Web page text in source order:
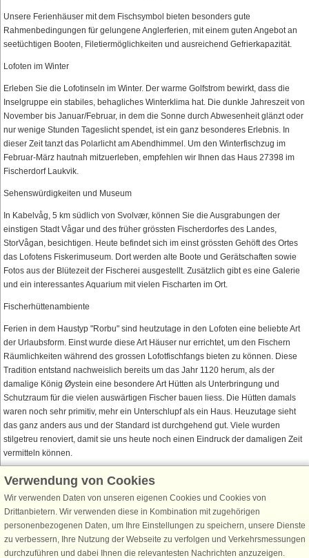
Unsere Ferienhäuser mit dem Fischsymbol bieten besonders gute
Rahmenbedingungen für gelungene Anglerferien, mit einem guten Angebot an
seetüchtigen Booten, Filetiermöglichkeiten und ausreichend Gefrierkapazität.
Lofoten im Winter
Erleben Sie die Lofotinseln im Winter. Der warme Golfstrom bewirkt, dass die
Inselgruppe ein stabiles, behagliches Winterklima hat. Die dunkle Jahreszeit von
November bis Januar/Februar, in dem die Sonne durch Abwesenheit glänzt oder
nur wenige Stunden Tageslicht spendet, ist ein ganz besonderes Erlebnis. In
dieser Zeit tanzt das Polarlicht am Abendhimmel. Um den Winterfischzug im
Februar-März hautnah mitzuerleben, empfehlen wir Ihnen das Haus 27398 im
Fischerdorf Laukvik.
Sehenswürdigkeiten und Museum
In Kabelvåg, 5 km südlich von Svolvær, können Sie die Ausgrabungen der
einstigen Stadt Vågar und des früher grössten Fischerdorfes des Landes,
StorVågan, besichtigen. Heute befindet sich im einst grössten Gehöft des Ortes
das Lofotens Fiskerimuseum. Dort werden alte Boote und Gerätschaften sowie
Fotos aus der Blütezeit der Fischerei ausgestellt. Zusätzlich gibt es eine Galerie
und ein interessantes Aquarium mit vielen Fischarten im Ort.
Fischerhüttenambiente
Ferien in dem Haustyp "Rorbu" sind heutzutage in den Lofoten eine beliebte Art
der Urlaubsform. Einst wurde diese Art Häuser nur errichtet, um den Fischern
Räumlichkeiten während des grossen Lofotfischfangs bieten zu können. Diese
Tradition entstand nachweislich bereits um das Jahr 1120 herum, als der
damalige König Øystein eine besondere Art Hütten als Unterbringung und
Schutzraum für die vielen auswärtigen Fischer bauen liess. Die Hütten damals
waren noch sehr primitiv, mehr ein Unterschlupf als ein Haus. Heuzutage sieht
das ganz anders aus und der Standard ist durchgehend gut. Viele wurden
stilgetreu renoviert, damit sie uns heute noch einen Eindruck der damaligen Zeit
vermitteln können.
Schließen Sie sich 100.000 Ferienhaus-Fans an
Erhalten Sie einen Willkommensgutschein von 25 €für Ihren nächsten
Ferienhausurlaub - melden Sie sich einfach für den DanCenter Newsletter
Verwendung von Cookies
Wir verwenden Daten von unseren eigenen Cookies und Cookies von
Drittanbietern. Wir verwenden diese in Kombination mit zugehörigen
personenbezogenen Daten, um Ihre Einstellungen zu speichern, unsere Dienste
zu verbessern, Ihre Nutzung der Webseite zu verfolgen und Verkehrsmessungen
durchzuführen und dabei Ihnen die relevantesten Nachrichten anzuzeigen.